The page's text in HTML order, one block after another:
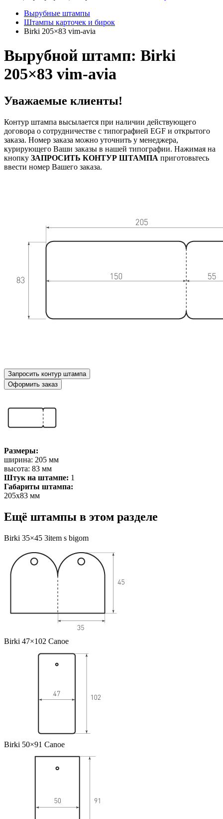
Вырубные штампы
Штампы карточек и бирок
Birki 205×83 vim-avia
Вырубной штамп: Birki
205×83 vim-avia
Уважаемые клиенты!
Контур штампа высылается при наличии действующего
договора о сотрудничестве с типографией EGF и открытого
заказа. Номер заказа можно уточнить у менеджера,
курирующего Ваши заказы в нашей типографии. Нажимая на
кнопку ЗАПРОСИТЬ КОНТУР ШТАМПА приготовьтесь
ввести номер Вашего заказа.
Запросить контур штампа
Оформить заказ
Размеры:
ширина: 205 мм
высота: 83 мм
Штук на штампе: 1
Габариты штампа:
205х83 мм
Ещё штампы в этом разделе
Birki 35×45 3item s bigom
Birki 47×102 Canoe
Birki 50×91 Canoe